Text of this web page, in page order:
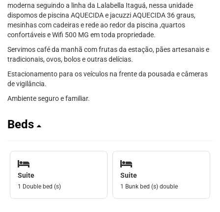
moderna seguindo a linha da Lalabella Itaguá, nessa unidade
dispomos de piscina AQUECIDA e jacuzzi AQUECIDA 36 graus,
mesinhas com cadeiras e rede ao redor da piscina ,quartos
confortáveis e Wifi 500 MG em toda propriedade.
Servimos café da manhã com frutas da estação, pães artesanais e
tradicionais, ovos, bolos e outras delícias.
Estacionamento para os veículos na frente da pousada e câmeras
de vigilância.
Ambiente seguro e familiar.
Beds
Suite
1 Double bed (s)
Suite
1 Bunk bed (s) double